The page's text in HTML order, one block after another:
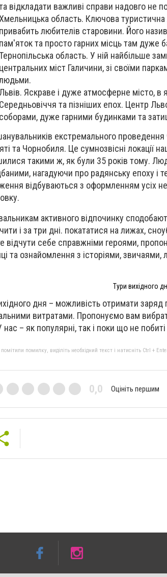
відкладати важливі справи надовго не
Хмельницька область. Ключова
привабить любителів старовини. Його
пам'яток та просто гарних місць там дуже
область. У ній найбільше
центральних міст Галичини, зі своїми
Львів. Яскраве і дуже атмосферне місто,
Середньовіччя та пізніших епох. Центр
соборами, дуже гарними будинками та
екстремального проведення
та Чорнобиля. Це сумнозвісні локації
такими ж, як були 35 років тому.
нагадуючи про радянську епоху і
відбуваються з оформленням усіх
активного відпочинку
і за три дні. покататися на лижах,
відчути себе справжніми героями,
та ознайомлення з історіями, звичаями,
Тури вихідного
дня – можливість отримати заряд
витратами. Пропонуємо вам
нас – як популярні, так і поки що не
помилку, виділіть необхідний текст і натисніть Ctrl +
0,0 Оцініть першим